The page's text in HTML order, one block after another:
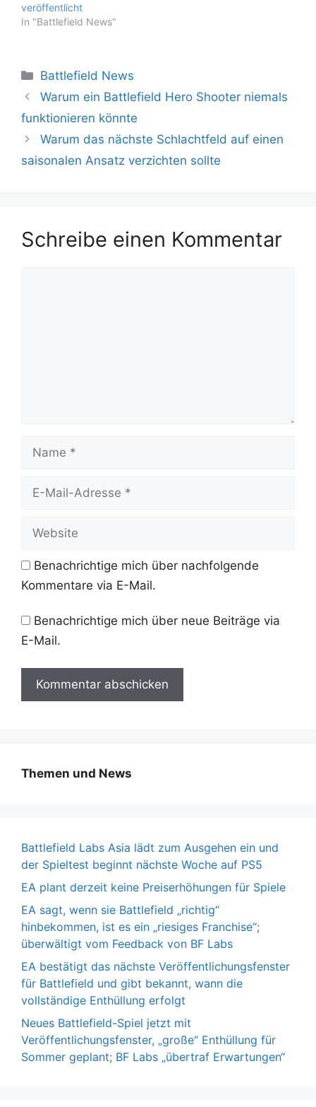
veröffentlicht
In "Battlefield News"
Kategorien
Battlefield News
Warum ein Battlefield Hero Shooter niemals
funktionieren könnte
Warum das nächste Schlachtfeld auf einen
saisonalen Ansatz verzichten sollte
Schreibe einen Kommentar
Mail-
Benachrichtige mich über nachfolgende
Kommentare via E-Mail.
Benachrichtige mich über neue Beiträge via
E-Mail.
Themen und News
Battlefield Labs Asia lädt zum Ausgehen ein und
der Spieltest beginnt nächste Woche auf PS5
EA plant derzeit keine Preiserhöhungen für Spiele
EA sagt, wenn sie Battlefield „richtig“
hinbekommen, ist es ein „riesiges Franchise“;
überwältigt vom Feedback von BF Labs
EA bestätigt das nächste Veröffentlichungsfenster
für Battlefield und gibt bekannt, wann die
vollständige Enthüllung erfolgt
Neues Battlefield-Spiel jetzt mit
Veröffentlichungsfenster, „große“ Enthüllung für
Sommer geplant; BF Labs „übertraf Erwartungen“